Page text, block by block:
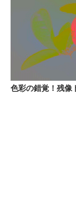
色彩の錯覚！残像